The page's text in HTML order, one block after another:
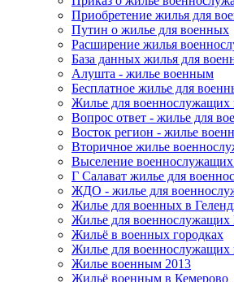
Приобретение жилья для
Путин о жилье для военных
Расширение жилья
База данных жилья для
Алушта - жилье военным
Бесплатное жилье для
Жилье для военнослужащих
Вопрос ответ - жилье для
Восток регион - жилье
Вторичное жилье
Выселение
Г Салават жилье для
ЖДО - жилье для
Жилье для военных в
Жилье для
Жильё в военных городках
Жилье для военнослужащих
Жилье военным 2013
Жильё военным в Кемерово